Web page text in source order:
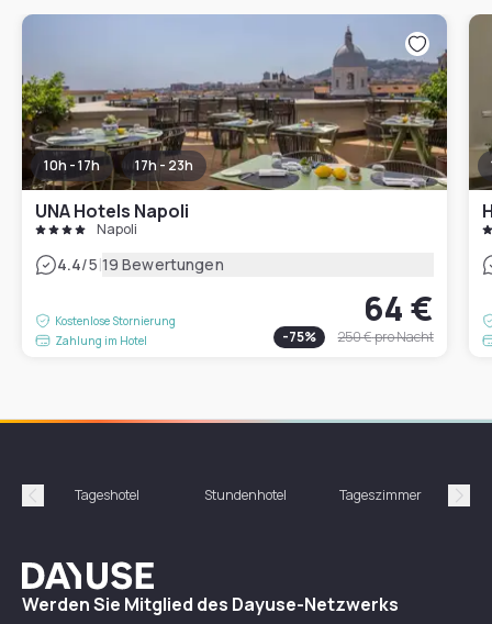
10h - 17h 17h - 23h
UNA Hotels Napoli
Napoli
4.4/5|19 Bewertungen
Kostenlose Stornierung
Zahlung im Hotel
64 €
-75% 250 €pro Nacht
Précédent
Tageshotel Stundenhotel Tageszimmer
Dayuse
Werden Sie Mitglied des Dayuse-Netzwerks